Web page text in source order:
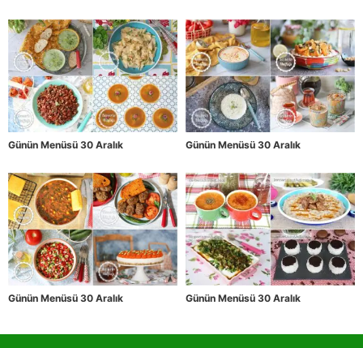
Günün Menüsü 30 Aralık Günün Menüsü 30 Aralık
Günün Menüsü 30 Aralık Günün Menüsü 30 Aralık